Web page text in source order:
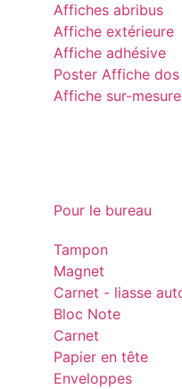
Affiches abribus
Affiche extérieure
Affiche adhésive
Poster Affiche dos
Affiche sur-mesure
Pour le bureau
Tampon
Magnet
Carnet - liasse
Bloc Note
Carnet
Papier en tête
Enveloppes